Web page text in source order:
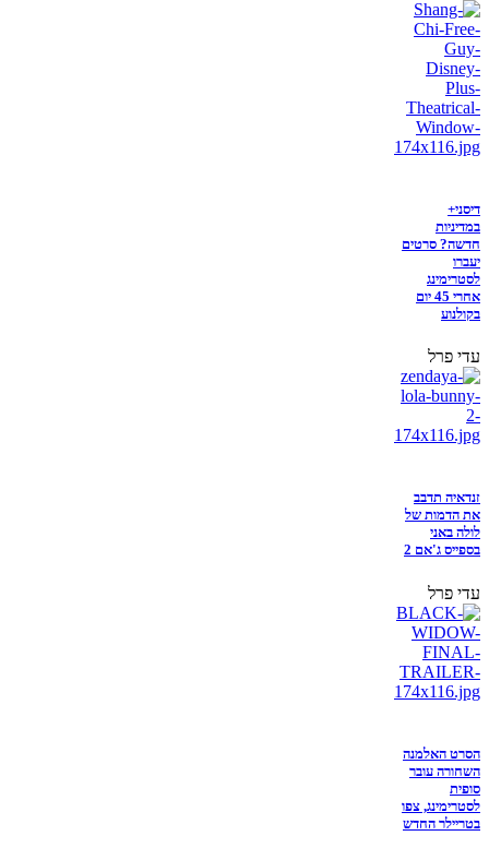
דיסני+
במדיניות
חדשה? סרטים
יעברו
לסטרימינג
אחרי 45 יום
בקולנוע
עדי פרל
זנדאיה תדבב
את הדמות של
לולה באני
בספייס ג'אם 2
עדי פרל
הסרט האלמנה
השחורה עובר
סופית
לסטרימינג, צפו
בטריילר החדש